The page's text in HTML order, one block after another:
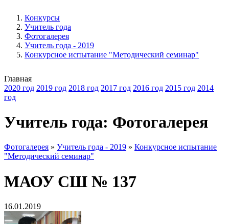
Конкурсы
Учитель года
Фотогалерея
Учитель года - 2019
Конкурсное испытание "Методический семинар"
Главная
2020 год 2019 год 2018 год 2017 год 2016 год 2015 год 2014
год
Учитель года: Фотогалерея
Фотогалерея » Учитель года - 2019 » Конкурсное испытание
"Методический семинар"
МАОУ СШ № 137
16.01.2019